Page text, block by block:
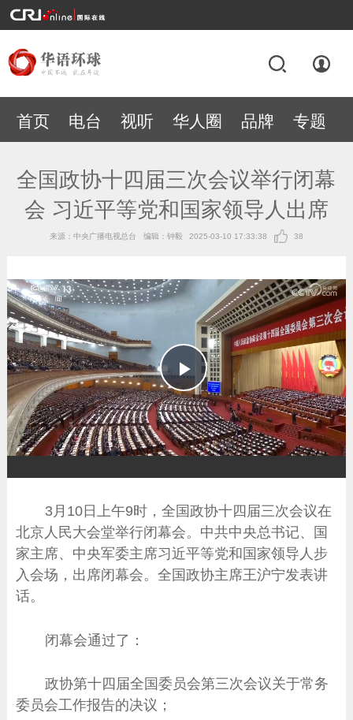
首页 电台 视听 华人圈 品牌 专题
全国政协十四届三次会议举行闭幕
会 习近平等党和国家领导人出席
来源：中央广播电视总台 编辑：钟毅 2025-03-10 17:33:38 38
播
放
3月10日上午9时，全国政协十四届三次会议在
北京人民大会堂举行闭幕会。中共中央总书记、国
家主席、中央军委主席习近平等党和国家领导人步
入会场，出席闭幕会。全国政协主席王沪宁发表讲
话。
闭幕会通过了：
政协第十四届全国委员会第三次会议关于常务
委员会工作报告的决议；